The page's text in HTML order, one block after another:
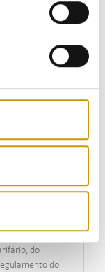
e
do
do